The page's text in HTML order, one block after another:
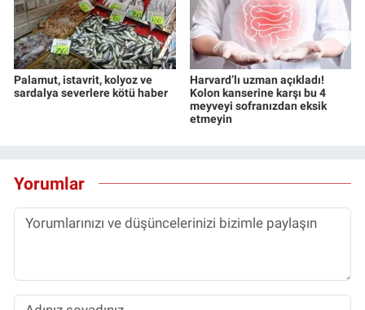
Palamut, istavrit, kolyoz ve
sardalya severlere kötü haber
Harvard’lı uzman açıkladı!
Kolon kanserine karşı bu 4
meyveyi sofranızdan eksik
etmeyin
Yorumlar